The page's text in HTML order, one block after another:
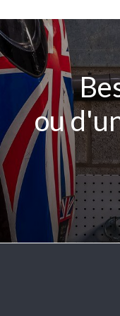
ou